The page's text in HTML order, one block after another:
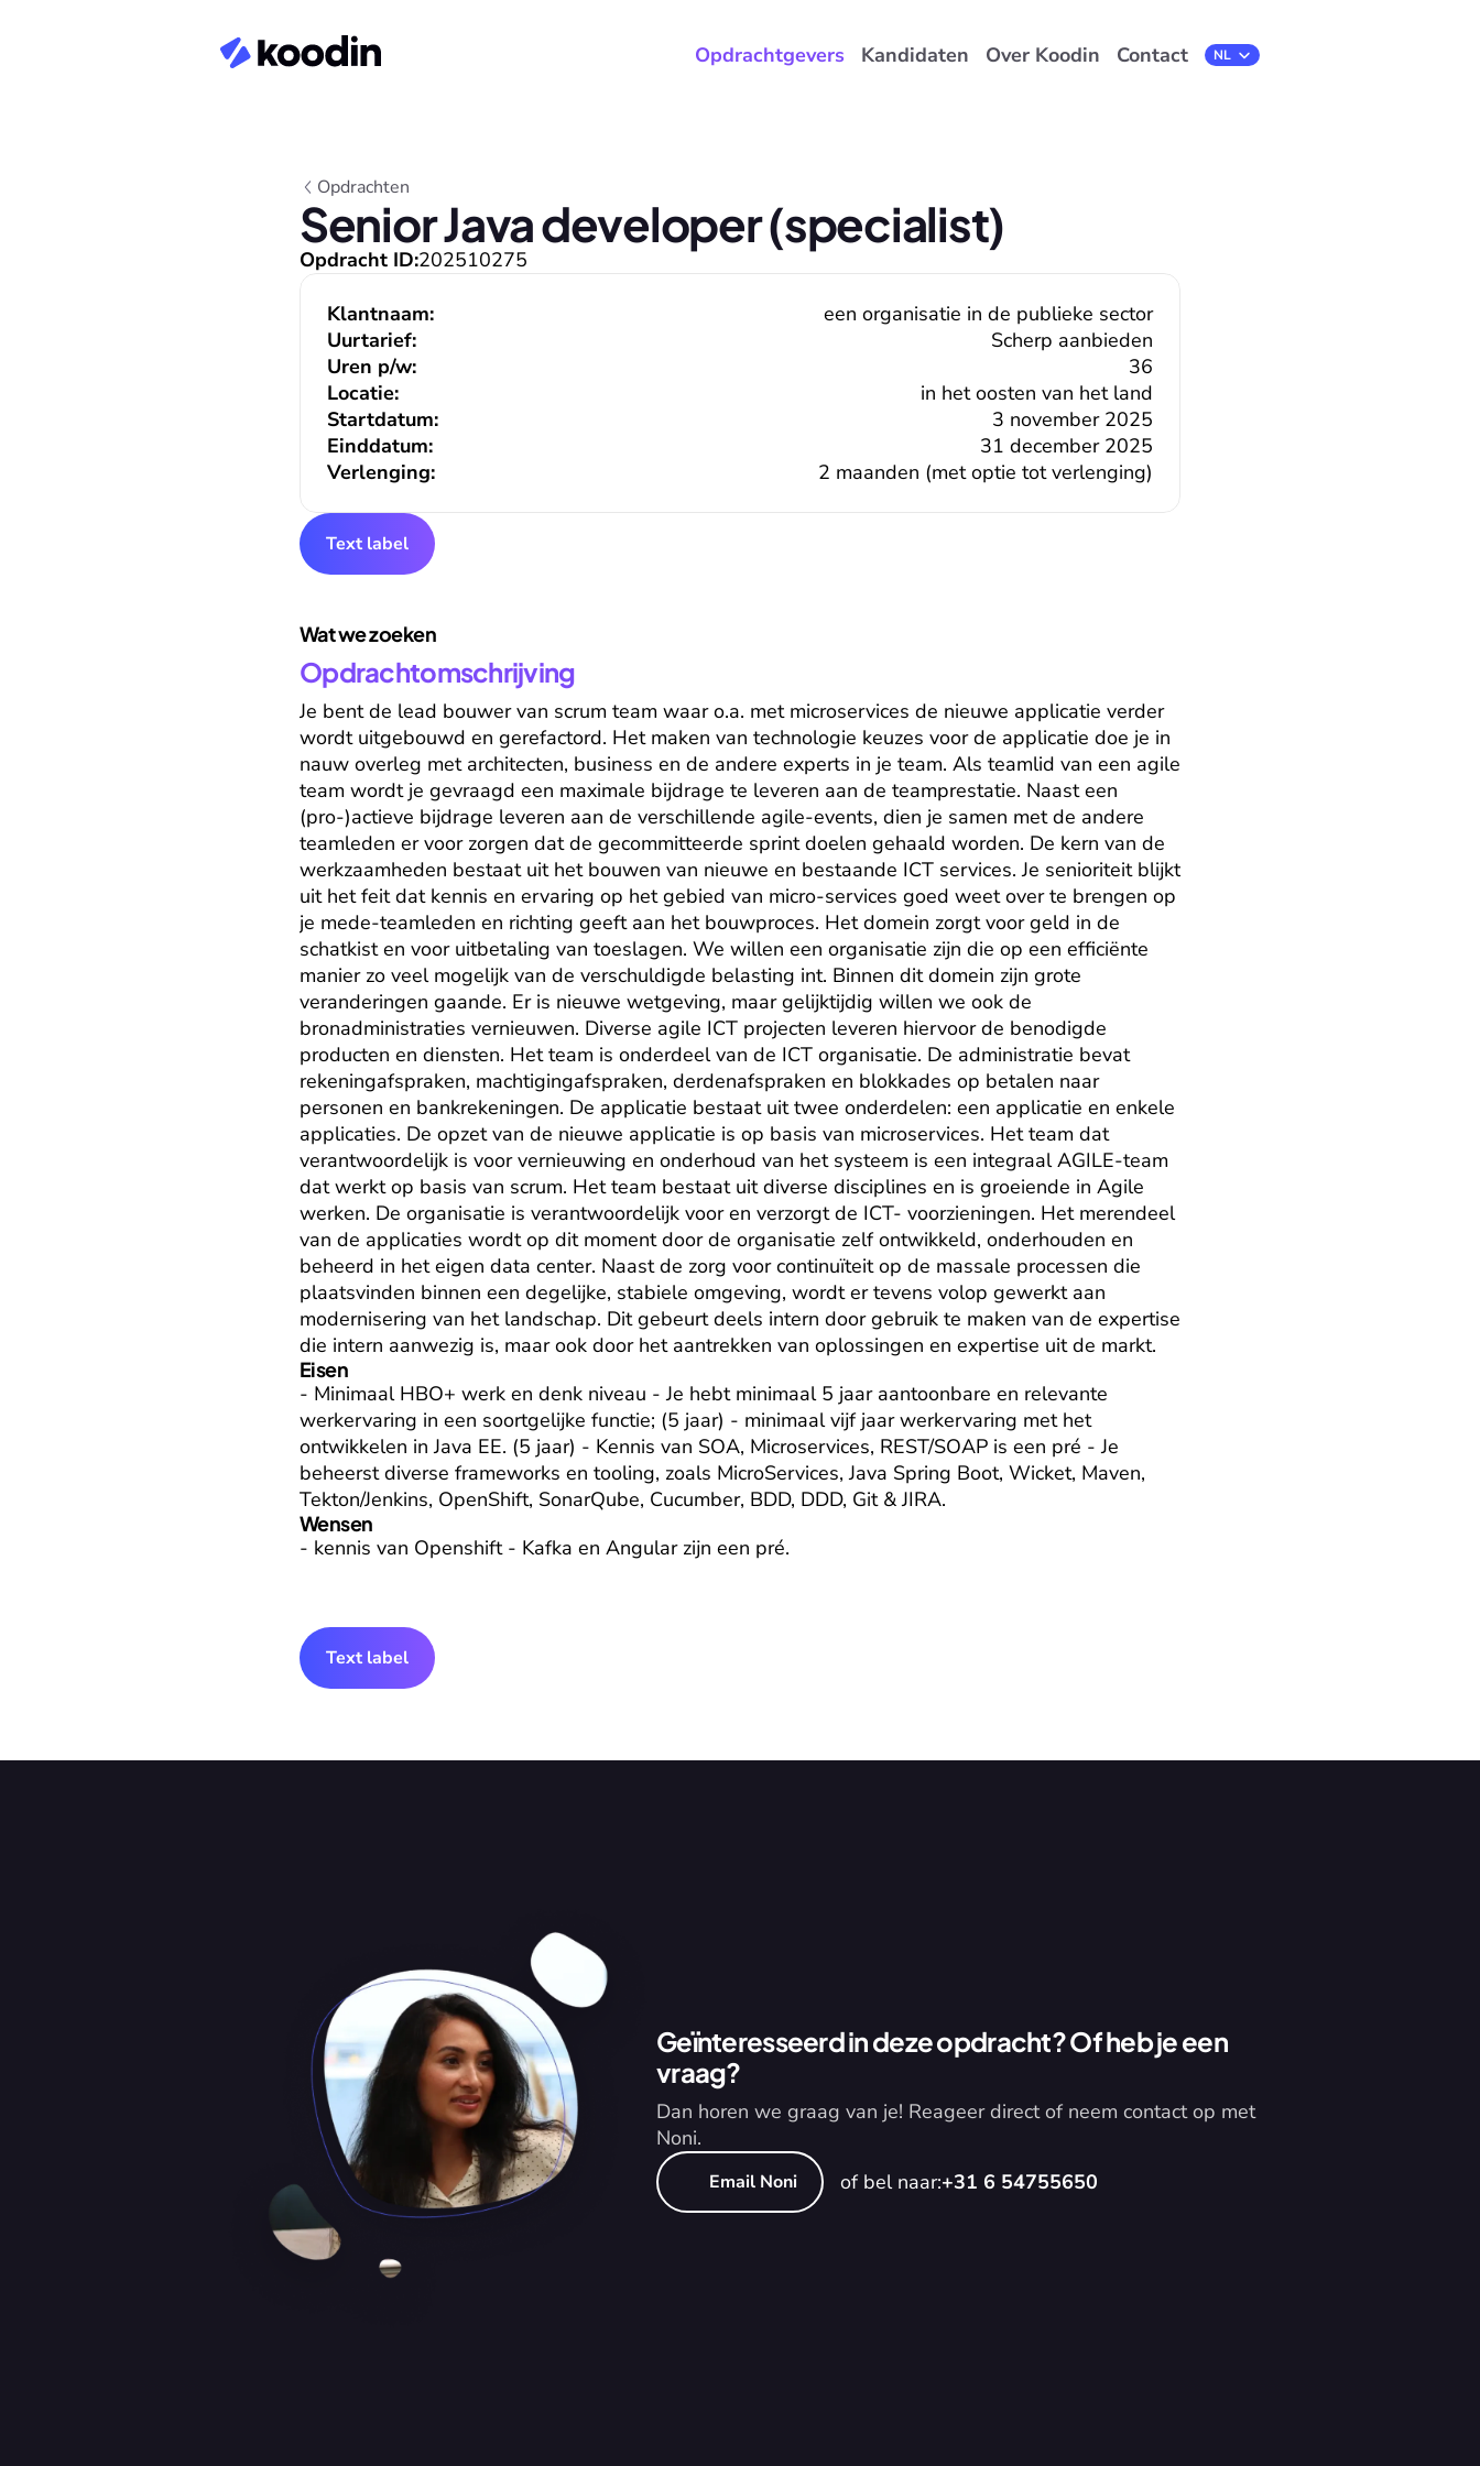
Opdrachtgevers Kandidaten Over Koodin Contact Select Language
NL
Opdrachten
Senior Java developer (specialist)
Opdracht ID:202510275
Startdatum:
3 november 2025
Einddatum:
31 december 2025
Verlenging:
2 maanden (met optie tot verlenging)
Klantnaam:
een organisatie in de publieke sector
Uurtarief:
Scherp aanbieden
Uren p/w:
36
Locatie:
in het oosten van het land
Text label
Wat we zoeken
Opdrachtomschrijving
Je bent de lead bouwer van scrum team waar o.a. met microservices de nieuwe applicatie verder
wordt uitgebouwd en gerefactord. Het maken van technologie keuzes voor de applicatie doe je in
nauw overleg met architecten, business en de andere experts in je team. Als teamlid van een agile
team wordt je gevraagd een maximale bijdrage te leveren aan de teamprestatie. Naast een
(pro-)actieve bijdrage leveren aan de verschillende agile-events, dien je samen met de andere
teamleden er voor zorgen dat de gecommitteerde sprint doelen gehaald worden. De kern van de
werkzaamheden bestaat uit het bouwen van nieuwe en bestaande ICT services. Je senioriteit blijkt
uit het feit dat kennis en ervaring op het gebied van micro-services goed weet over te brengen op
je mede-teamleden en richting geeft aan het bouwproces. Het domein zorgt voor geld in de
schatkist en voor uitbetaling van toeslagen. We willen een organisatie zijn die op een efficiënte
manier zo veel mogelijk van de verschuldigde belasting int. Binnen dit domein zijn grote
veranderingen gaande. Er is nieuwe wetgeving, maar gelijktijdig willen we ook de
bronadministraties vernieuwen. Diverse agile ICT projecten leveren hiervoor de benodigde
producten en diensten. Het team is onderdeel van de ICT organisatie. De administratie bevat
rekeningafspraken, machtigingafspraken, derdenafspraken en blokkades op betalen naar
personen en bankrekeningen. De applicatie bestaat uit twee onderdelen: een applicatie en enkele
applicaties. De opzet van de nieuwe applicatie is op basis van microservices. Het team dat
verantwoordelijk is voor vernieuwing en onderhoud van het systeem is een integraal AGILE-team
dat werkt op basis van scrum. Het team bestaat uit diverse disciplines en is groeiende in Agile
werken. De organisatie is verantwoordelijk voor en verzorgt de ICT- voorzieningen. Het merendeel
van de applicaties wordt op dit moment door de organisatie zelf ontwikkeld, onderhouden en
beheerd in het eigen data center. Naast de zorg voor continuïteit op de massale processen die
plaatsvinden binnen een degelijke, stabiele omgeving, wordt er tevens volop gewerkt aan
modernisering van het landschap. Dit gebeurt deels intern door gebruik te maken van de expertise
die intern aanwezig is, maar ook door het aantrekken van oplossingen en expertise uit de markt.
Eisen
- Minimaal HBO+ werk en denk niveau - Je hebt minimaal 5 jaar aantoonbare en relevante
werkervaring in een soortgelijke functie; (5 jaar) - minimaal vijf jaar werkervaring met het
ontwikkelen in Java EE. (5 jaar) - Kennis van SOA, Microservices, REST/SOAP is een pré - Je
beheerst diverse frameworks en tooling, zoals MicroServices, Java Spring Boot, Wicket, Maven,
Tekton/Jenkins, OpenShift, SonarQube, Cucumber, BDD, DDD, Git & JIRA.
Wensen
- kennis van Openshift - Kafka en Angular zijn een pré.
Text label
Geïnteresseerd in deze opdracht? Of heb je een
vraag?
Dan horen we graag van je! Reageer direct of neem contact op met
Noni.
Email Noni of bel naar:+31 6 54755650